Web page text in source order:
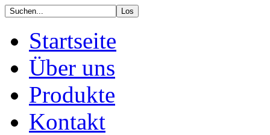
Startseite
Über uns
Produkte
Kontakt